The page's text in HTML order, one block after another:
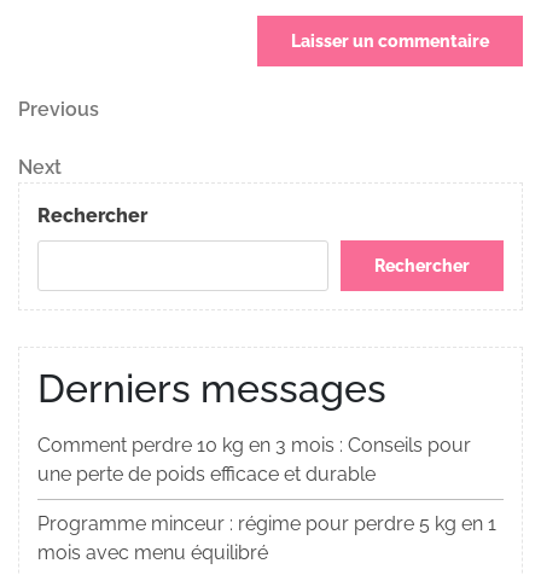
Navigation
de
l’article
Previous
Previous
Next
Post
Next
Rechercher
Rechercher
Derniers messages
Comment perdre 10 kg en 3 mois : Conseils pour
une perte de poids efficace et durable
Programme minceur : régime pour perdre 5 kg en 1
mois avec menu équilibré